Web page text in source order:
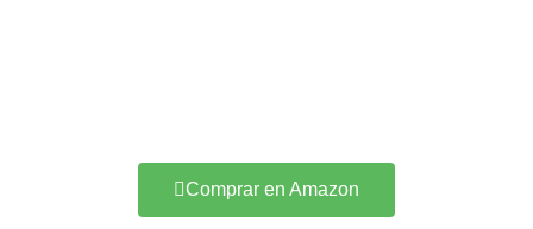
Comprar en Amazon